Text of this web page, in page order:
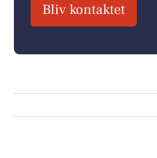
Bliv kontaktet